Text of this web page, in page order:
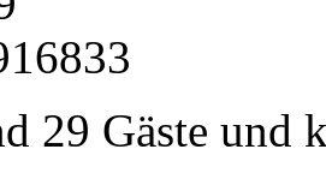
29 Gäste und